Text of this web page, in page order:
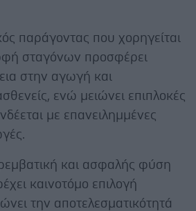
παράγοντας που χορηγείται
σταγόνων προσφέρει
στην αγωγή και
ενώ μειώνει επιπλοκές
με επανειλημμένες
και ασφαλής φύση
καινοτόμο επιλογή
την αποτελεσματικότητά